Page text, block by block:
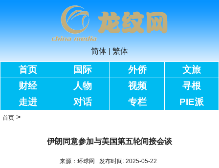
简体 繁体
首页 国际 外侨
文旅
财经
人物 视频
寻根
走进
对话 专栏 PIE派
首页 >
伊朗同意参加与美国第五轮间接会谈
来源：环球网 发布时间: 2025-05-22